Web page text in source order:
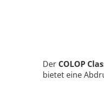
Der COLOP
bietet eine